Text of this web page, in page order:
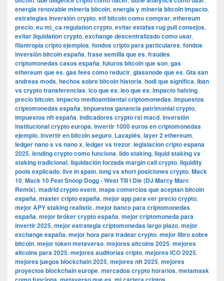
energia renovable mineria bitcoin, energia y mineria bitcoin impacto,
estrategias inversión crypto, etf bitcoin como comprar, ethereum
precio, eu mi_ca regulation crypto, evitar estafas rug pull consejos,
evitar liquidation crypto, exchange descentralizado como usar,
filantropía cripto ejemplos, fondos cripto para particulares, fondos
inversión bitcoin españa, frase semilla que es, fraudes
criptomonedas casos españa, futuros bitcoin que son, gas
ethereum que es, gas fees como reducir, glassnode que es, Gta san
andreas mods, hechos sobre bitcoin historia, hodl que significa, iban
vs crypto transferencias, ico que es, ieo que es, impacto halving
precio bitcoin, impacto medioambiental criptomonedas, impuestos
criptomonedas españa, impuestos ganancia patrimonial crypto,
impuestos nft españa, indicadores crypto rsi macd, inversión
institucional crypto europa, invertir 1000 euros en criptomonedas
ejemplo, invertir en bitcoin seguro, Lavapiés, layer 2 ethereum,
ledger nano s vs nano x, ledger vs trezor, legislacion cripto espana
2025, lending crypto como funciona, lido staking, liquid staking vs
staking tradicional, liquidación forzada margin call crypto, liquidity
pools explicado, live in spain, long vs short posiciones crypto, Mack
10, Mack 10 Feat Snoop Dogg - West Till I Die (DJ Marcy Marc
Remix), madrid crypto event, mapa comercios que aceptan bitcoin
españa, master cripto españa, mejor app para ver precio crypto,
mejor APY staking realistic, mejor banco para criptomonedas
españa, mejor bróker crypto españa, mejor criptomoneda para
invertir 2025, mejor estrategia criptomonedas largo plazo, mejor
exchange españa, mejor hora para tradear crypto, mejor libro sobre
bitcoin, mejor token metaverso, mejores altcoins 2025, mejores
altcoins para 2025, mejores auditorias cripto, mejores ICO 2025,
mejores juegos blockchain 2025, mejores nft 2025, mejores
proyectos blockchain europe, mercados crypto horarios, metamask